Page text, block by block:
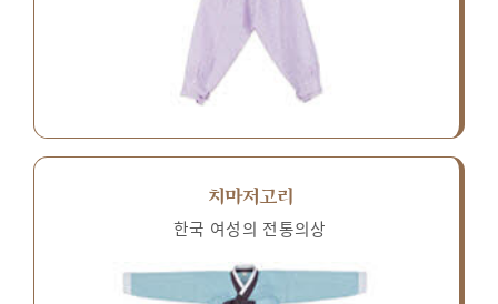
치마저고리
한국 여성의 전통의상